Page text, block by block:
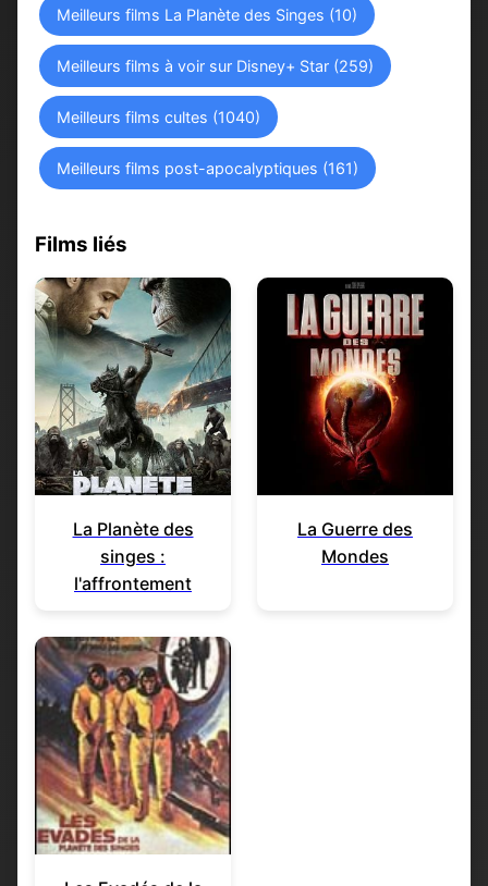
Meilleurs films La Planète des Singes (10)
Meilleurs films à voir sur Disney+ Star (259)
Meilleurs films cultes (1040)
Meilleurs films post-apocalyptiques (161)
Films liés
La Planète des
singes :
l'affrontement
La Guerre des
Mondes